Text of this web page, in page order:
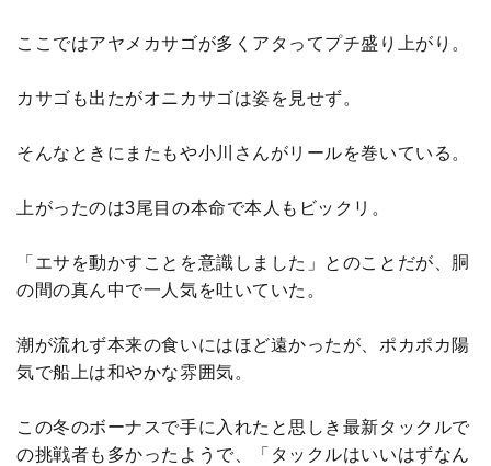
ここではアヤメカサゴが多くアタってプチ盛り上がり。
カサゴも出たがオニカサゴは姿を見せず。
そんなときにまたもや小川さんがリールを巻いている。
上がったのは3尾目の本命で本人もビックリ。
「エサを動かすことを意識しました」とのことだが、胴
の間の真ん中で一人気を吐いていた。
潮が流れず本来の食いにはほど遠かったが、ポカポカ陽
気で船上は和やかな雰囲気。
この冬のボーナスで手に入れたと思しき最新タックルで
の挑戦者も多かったようで、「タックルはいいはずなん